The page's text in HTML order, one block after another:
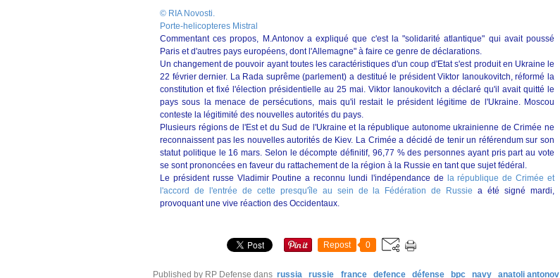
© RIA Novosti.
Porte-helicopteres Mistral
Commentant ces propos, M.Antonov a expliqué que c'est la "solidarité atlantique" qui avait poussé
Paris et d'autres pays européens, dont l'Allemagne" à faire ce genre de déclarations.
Un changement de pouvoir ayant toutes les caractéristiques d'un coup d'Etat s'est produit en Ukraine le
22 février dernier. La Rada suprême (parlement) a destitué le président Viktor Ianoukovitch, réformé la
constitution et fixé l'élection présidentielle au 25 mai. Viktor Ianoukovitch a déclaré qu'il avait quitté le
pays sous la menace de persécutions, mais qu'il restait le président légitime de l'Ukraine. Moscou
conteste la légitimité des nouvelles autorités du pays.
Plusieurs régions de l'Est et du Sud de l'Ukraine et la république autonome ukrainienne de Crimée ne
reconnaissent pas les nouvelles autorités de Kiev. La Crimée a décidé de tenir un référendum sur son
statut politique le 16 mars. Selon le décompte définitif, 96,77 % des personnes ayant pris part au vote
se sont prononcées en faveur du rattachement de la région à la Russie en tant que sujet fédéral.
Le président russe Vladimir Poutine a reconnu lundi l'indépendance de
la république de Crimée et
l'accord de l'entrée de cette presqu'île au sein de la Fédération de Russie a été signé mardi,
provoquant une vive réaction des Occidentaux.
Repost 0
Published by RP Defense dans russia russie france defence défense bpc navy
anatoli antonov